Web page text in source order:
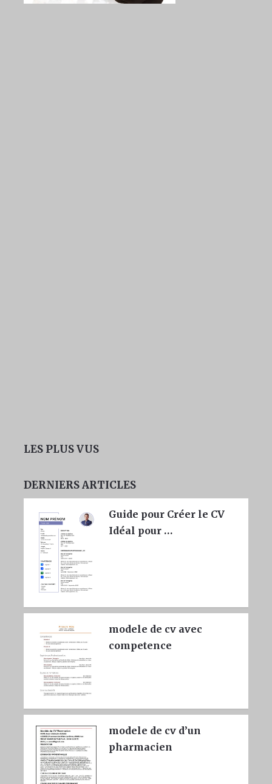
LES PLUS VUS
DERNIERS ARTICLES
Guide pour Créer le CV
Idéal pour …
modele de cv avec
competence
modele de cv d’un
pharmacien